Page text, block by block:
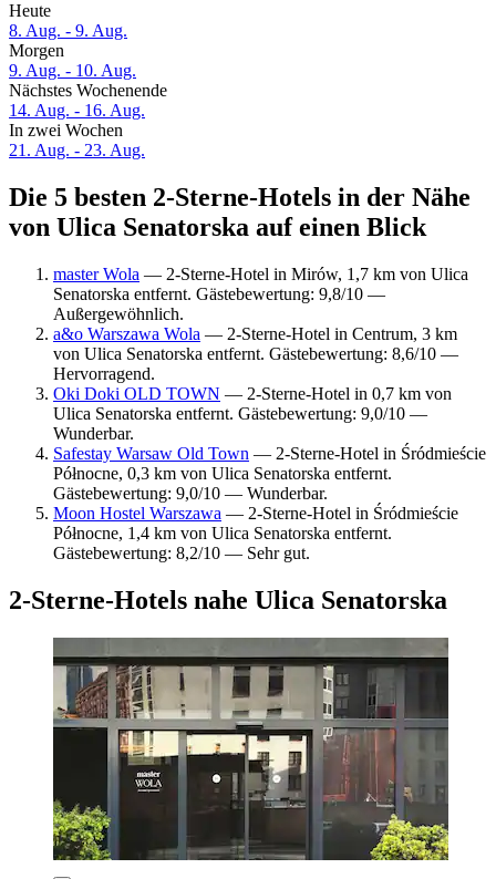
Heute
8. Aug. - 9. Aug.
Morgen
9. Aug. - 10. Aug.
Nächstes Wochenende
14. Aug. - 16. Aug.
In zwei Wochen
21. Aug. - 23. Aug.
Die 5 besten 2-Sterne-Hotels in der Nähe
von Ulica Senatorska auf einen Blick
master Wola — 2-Sterne-Hotel in Mirów, 1,7 km von Ulica
Senatorska entfernt. Gästebewertung: 9,8/10 —
Außergewöhnlich.
a&o Warszawa Wola — 2-Sterne-Hotel in Centrum, 3 km
von Ulica Senatorska entfernt. Gästebewertung: 8,6/10 —
Hervorragend.
Oki Doki OLD TOWN — 2-Sterne-Hotel in 0,7 km von
Ulica Senatorska entfernt. Gästebewertung: 9,0/10 —
Wunderbar.
Safestay Warsaw Old Town — 2-Sterne-Hotel in Śródmieście
Północne, 0,3 km von Ulica Senatorska entfernt.
Gästebewertung: 9,0/10 — Wunderbar.
Moon Hostel Warszawa — 2-Sterne-Hotel in Śródmieście
Północne, 1,4 km von Ulica Senatorska entfernt.
Gästebewertung: 8,2/10 — Sehr gut.
2-Sterne-Hotels nahe Ulica Senatorska